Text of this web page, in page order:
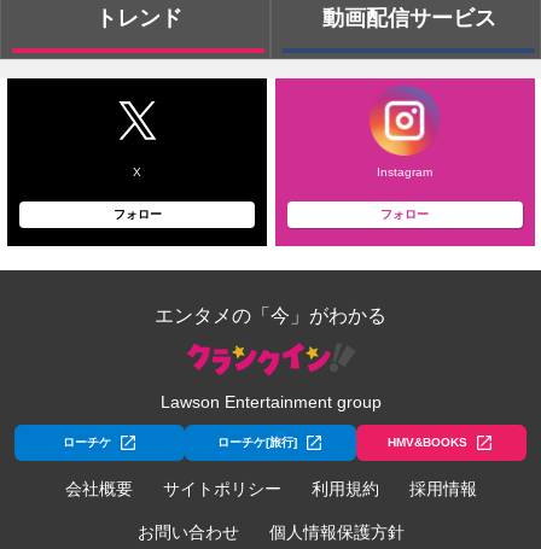
トレンド 動画配信サービス
X
フォロー
Instagram
フォロー
エンタメの「今」がわかる
Lawson Entertainment group
ローチケ ローチケ[旅行] HMV&BOOKS
会社概要 サイトポリシー 利用規約 採用情報
お問い合わせ 個人情報保護方針